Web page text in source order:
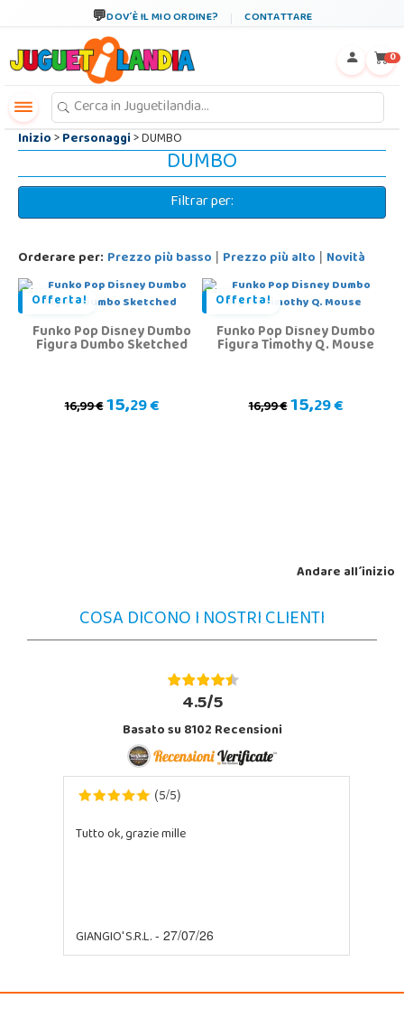
DOV´È IL MIO ORDINE? CONTATTARE
0
Inizio>Personaggi> DUMBO
DUMBO
Filtrar per:
Orderare per: Prezzo più basso | Prezzo più alto | Novità
Offerta!
Funko Pop Disney Dumbo
Figura Dumbo Sketched
16,99 €15,29 €
Offerta!
Funko Pop Disney Dumbo
Figura Timothy Q. Mouse
16,99 €15,29 €
Andare all´inizio
COSA DICONO I NOSTRI CLIENTI
4.5/5
Basato su 8102 Recensioni
(5/5)
Tutto ok, grazie mille
GIANGIO' S.R.L.- 27/07/26